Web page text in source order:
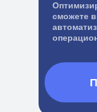
сможете